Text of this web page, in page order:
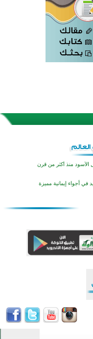
الكريم في أزناكاييف
الشخصية للشباب المسلمين
3000 متسابق
الأسود منذ أكثر من قرن
أجواء إيمانية مميزة
بعد سنوات من العمل والعطاء
الكريم في أزناكاييف